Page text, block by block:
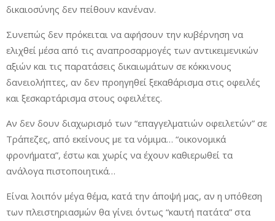
δικαιοσύνης δεν πείθουν κανέναν.
Συνεπώς δεν πρόκειται να αφήσουν την κυβέρνηση να
ελιχθεί μέσα από τις αναπροσαρμογές των αντικειμενικών
αξιών και τις παρατάσεις δικαιωμάτων σε κόκκινους
δανειολήπτες, αν δεν προηγηθεί ξεκαθάρισμα στις οφειλές
και ξεσκαρτάρισμα στους οφειλέτες.
Αν δεν δουν διαχωρισμό των “επαγγελματιών οφειλετών” σε
Τράπεζες, από εκείνους με τα νόμιμα… “οικονομικά
φρονήματα”, έστω και χωρίς να έχουν καθιερωθεί τα
ανάλογα πιστοποιητικά…
Είναι λοιπόν μέγα θέμα, κατά την άποψή μας, αν η υπόθεση
των πλειστηριασμών θα γίνει όντως “καυτή πατάτα” στα